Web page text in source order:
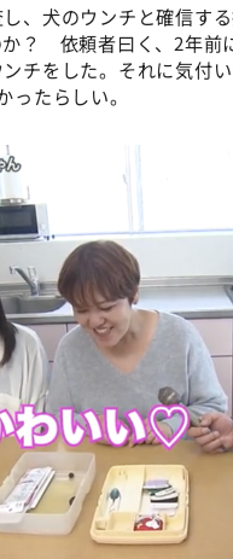
、犬のウンチと確信す
？ 依頼者曰く、2年前
チをした。それに気付
たらしい。